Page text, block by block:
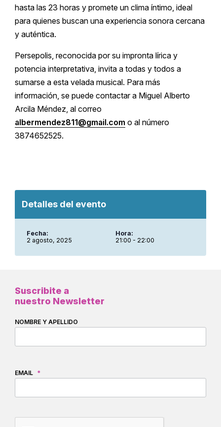
hasta las 23 horas y promete un clima íntimo, ideal
para quienes buscan una experiencia sonora cercana
y auténtica.
Persepolis, reconocida por su impronta lírica y
potencia interpretativa, invita a todas y todos a
sumarse a esta velada musical. Para más
información, se puede contactar a Miguel Alberto
Arcila Méndez, al correo
albermendez811@gmail.com o al número
3874652525.
Detalles del evento
Fecha:
2 agosto, 2025
Hora:
21:00 - 22:00
Suscribite a
nuestro Newsletter
NOMBRE Y APELLIDO
EMAIL *